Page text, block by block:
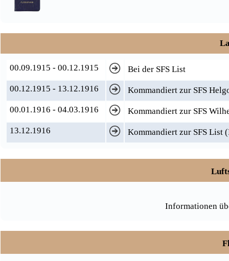
00.09.1915 - 00.12.1915
Bei der SFS List
00.12.1915 - 13.12.1916
Kommandiert zur SFS
00.01.1916 - 04.03.1916
Kommandiert zur SFS
13.12.1916
Kommandiert zur SFS List
Informationen